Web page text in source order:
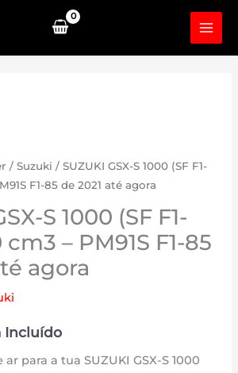
/Suzuki / SUZUKI GSX-S 1000 (SF F1-
F1-85 de 2021 até agora
S 1000 (SF F1-
– PM91S F1-85
agora
Incluído
para a tua SUZUKI GSX-S 1000